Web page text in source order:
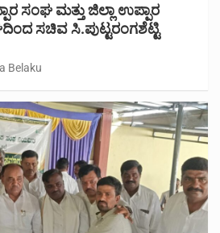
ಸಂಘ ಮತ್ತು ಜಿಲ್ಲಾ ಉಪ್ಪಾರ
ಸಚಿವ ಸಿ.ಪುಟ್ಟರಂಗಶೆಟ್ಟಿ
Belaku